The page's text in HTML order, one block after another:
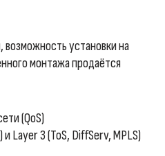
установки на
монтажа продаётся
(QoS)
и Layer 3 (ToS, DiffServ, MPLS)